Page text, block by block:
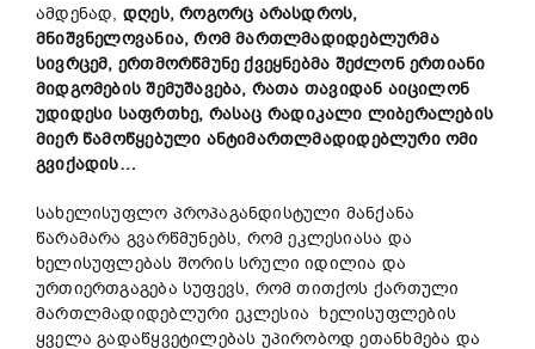
ამდენად, დღეს,როგორც არასდროს,
მნიშვნელოვანია,რომ მართლმადიდებლურმა
სივრცემ, ერთმორწმუნე ქვეყნებმა შეძლონ ერთიანი
მიდგომების შემუშავება, რათა თავიდან აიცილონ
უდიდესი საფრთხე, რასაც რადიკალი ლიბერალების
მიერ წამოწყებული ანტიმართლმადიდებლური ომი
გვიქადის…
სახელისუფლო პროპაგანდისტული მანქანა
წარამარა გვარწმუნებს, რომ ეკლესიასა და
ხელისუფლებას შორის სრული იდილია და
ურთიერთგაგება სუფევს, რომ თითქოს ქართული
მართლმადიდებლური ეკლესია ხელისუფლების
ყველა გადაწყვეტილებას უპირობოდ ეთანხმება და